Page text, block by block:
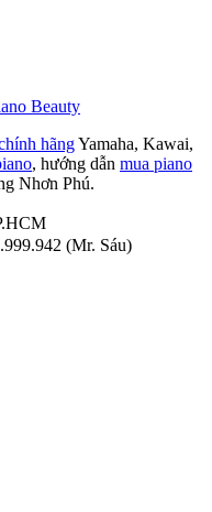
Beauty
hãngYamaha, Kawai,
, hướng dẫn mua piano
Nhơn Phú.
(Mr. Sáu)